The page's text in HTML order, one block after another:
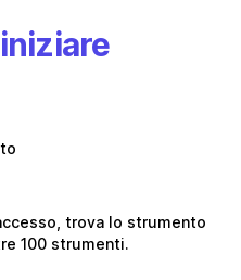
trova lo strumento
100 strumenti.